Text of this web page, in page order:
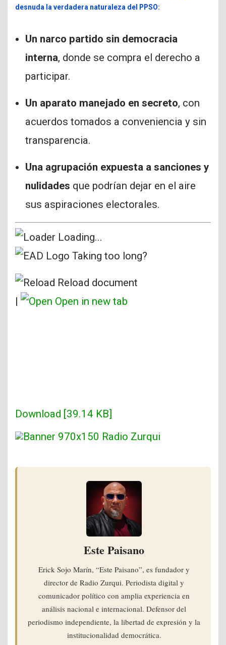
desnuda la verdadera naturaleza del PPSO:
Un narco partido sin democracia
interna, donde se compra el derecho a
participar.
Un aparato manejado en secreto, con
acuerdos tomados a conveniencia y sin
transparencia.
Una agrupación expuesta a sanciones y
nulidades que podrían dejar en el aire
sus aspiraciones electorales.
Loading...
Taking too long?
Reload document
Open in new tab
Download [39.14 KB]
Este Paisano
Erick Sojo Marín, “Este Paisano”, es fundador y
director de Radio Zurqui. Periodista digital y
comunicador político con amplia experiencia en
análisis nacional e internacional. Defensor del
periodismo independiente, la libertad de expresión y la
institucionalidad democrática.